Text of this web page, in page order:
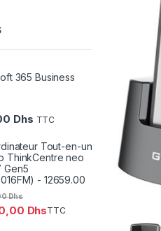
365 Business
Dhs TTC
Tout-en-un
ThinkCentre neo
Gen5
- 12659.00
Dhs
Dhs
TTC